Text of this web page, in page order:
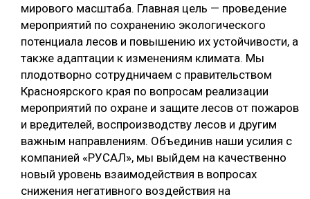
мирового масштаба. Главная цель — проведение
мероприятий по сохранению экологического
потенциала лесов и повышению их устойчивости, а
также адаптации к изменениям климата. Мы
плодотворно сотрудничаем с правительством
Красноярского края по вопросам реализации
мероприятий по охране и защите лесов от пожаров
и вредителей, воспроизводству лесов и другим
важным направлениям. Объединив наши усилия с
компанией «РУСАЛ», мы выйдем на качественно
новый уровень взаимодействия в вопросах
снижения негативного воздействия на